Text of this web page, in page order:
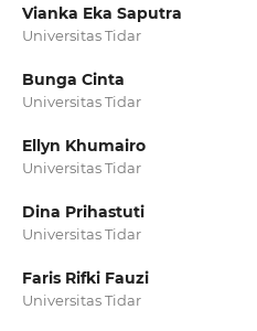
Vianka Eka Saputra
Universitas Tidar
Bunga Cinta
Universitas Tidar
Ellyn Khumairo
Universitas Tidar
Dina Prihastuti
Universitas Tidar
Faris Rifki Fauzi
Universitas Tidar